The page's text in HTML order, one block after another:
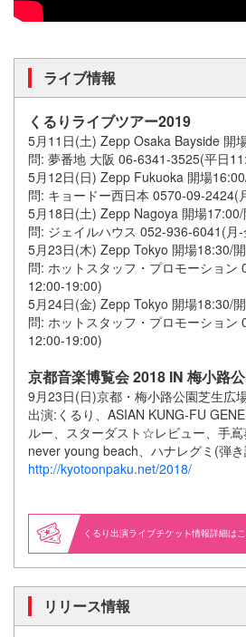
ライブ情報
くるりライブツアー2019
5月11日(土) Zepp Osaka Bayside 開
問: 夢番地 大阪 06-6341-3525(平日
5月12日(日) Zepp Fukuoka 開場
問: キョードー西日本 0570-09-2424(
5月18日(土) Zepp Nagoya 開場
問: ジェイルハウス 052-936-6041(月
5月23日(木) Zepp Tokyo 開場18:30/
問: ホットスタッフ・プロモーション
12:00-19:00)
5月24日(金) Zepp Tokyo 開場18:30/
問: ホットスタッフ・プロモーション
12:00-19:00)
京都音楽博覧会 2018 IN 梅小路
9月23日(日)京都・梅小路公園芝生広
出演:くるり、ASIAN KUNG-FU
ルー、スターダスト☆レビュー、手嶌
never young beach、ハナレグミ(弾
http://kyotoonpaku.net/2018/
くるり出演ライブ 情報詳細は
リリース情報